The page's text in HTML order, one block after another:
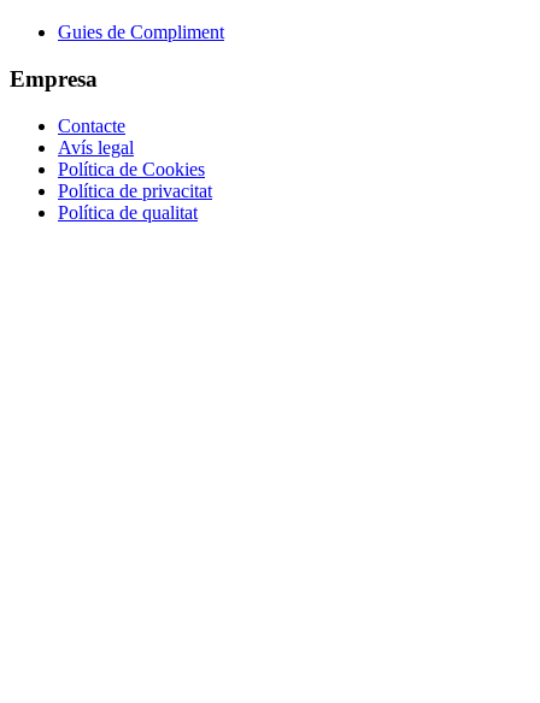
Guies de Compliment
Empresa
Contacte
Avís legal
Política de Cookies
Política de privacitat
Política de qualitat